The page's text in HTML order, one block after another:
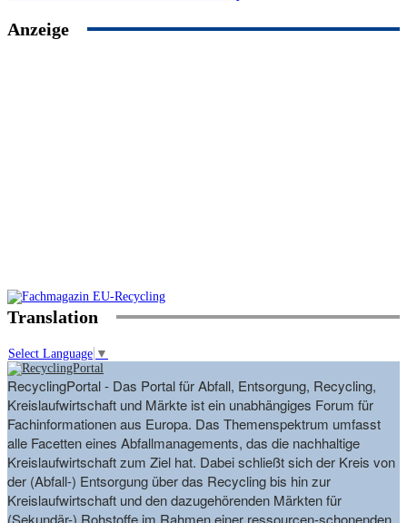
Anzeige
Translation
Select Language ▼
RecyclingPortal - Das Portal für Abfall, Entsorgung, Recycling,
Kreislaufwirtschaft und Märkte ist ein unabhängiges Forum für
Fachinformationen aus Europa. Das Themenspektrum umfasst
alle Facetten eines Abfallmanagements, das die nachhaltige
Kreislaufwirtschaft zum Ziel hat. Dabei schließt sich der Kreis von
der (Abfall-) Entsorgung über das Recycling bis hin zur
Kreislaufwirtschaft und den dazugehörenden Märkten für
(Sekundär-) Rohstoffe im Rahmen einer ressourcen-schonenden